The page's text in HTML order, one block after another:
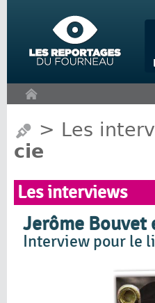
> Les
cie
Les interviews
Jerôme Bouvet
Interview pour le